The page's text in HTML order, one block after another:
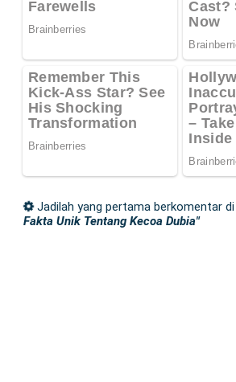
Jadilah yang pertama berkomentar
Fakta Unik Tentang Kecoa Dubia"